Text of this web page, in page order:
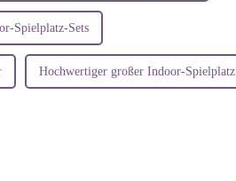
Spielplatz-Sets
Hochwertiger großer Indoor-Spielplatz